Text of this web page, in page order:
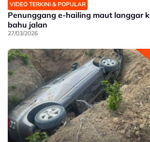
VIDEO TERKINI & POPULAR
Penunggang e-hailing maut langgar
bahu jalan
27/03/2026